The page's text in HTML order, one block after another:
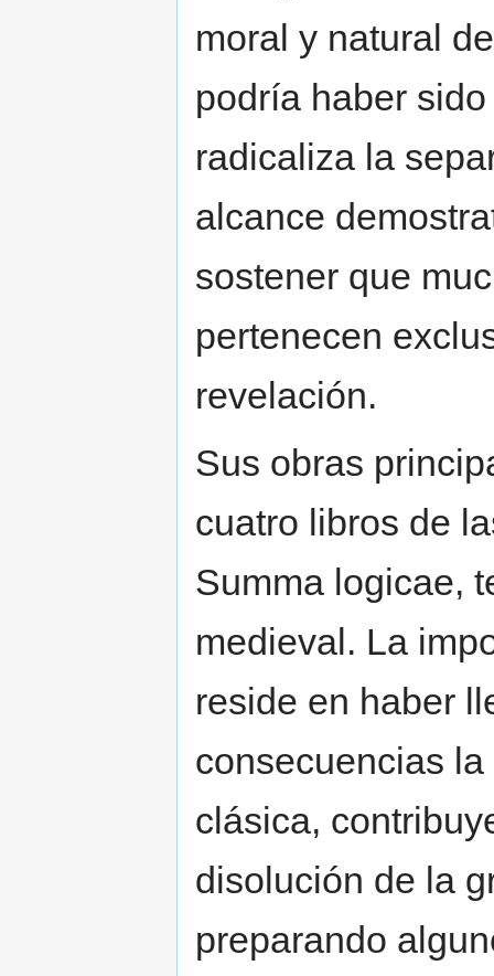
moral y natural
podría haber
radicaliza la
alcance
sostener que
pertenecen
revelación.
Sus obras
cuatro libros de
Summa logicae,
medieval. La
reside en haber
consecuencias
clásica,
disolución de la
preparando